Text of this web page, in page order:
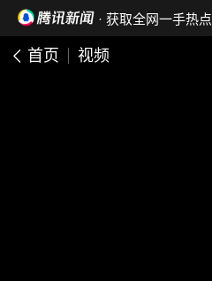
· 获取全网一手热点
首页 视频